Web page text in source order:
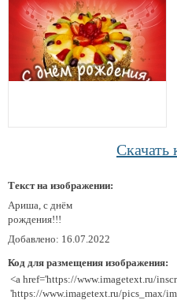
Скачать
Текст на изображении:
Ариша, с днём
рождения!!!
Добавлено: 16.07.2022
Код для размещения изображения:
<a href='https://www.imagetext.ru/
'https://www.imagetext.ru/pics_max/